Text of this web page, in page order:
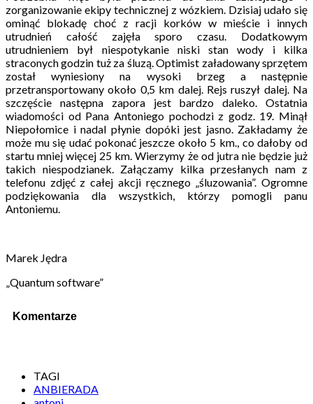
zorganizowanie ekipy technicznej z wózkiem. Dzisiaj udało się
ominąć blokadę choć z racji korków w mieście i innych
utrudnień całość zajęła sporo czasu. Dodatkowym
utrudnieniem był niespotykanie niski stan wody i kilka
straconych godzin tuż za śluzą. Optimist załadowany sprzętem
został wyniesiony na wysoki brzeg a następnie
przetransportowany około 0,5 km dalej. Rejs ruszył dalej. Na
szczęście następna zapora jest bardzo daleko. Ostatnia
wiadomości od Pana Antoniego pochodzi z godz. 19. Minął
Niepołomice i nadal płynie dopóki jest jasno. Zakładamy że
może mu się udać pokonać jeszcze około 5 km., co dałoby od
startu mniej więcej 25 km. Wierzymy że od jutra nie będzie już
takich niespodzianek. Załączamy kilka przesłanych nam z
telefonu zdjęć z całej akcji ręcznego „śluzowania”. Ogromne
podziękowania dla wszystkich, którzy pomogli panu
Antoniemu.
Marek Jędra
„Quantum software”
Komentarze
TAGI
ANBIERADA